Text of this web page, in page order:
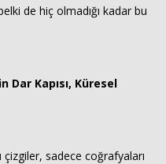
de hiç olmadığı kadar bu
Dar Kapısı, Küresel
çizgiler, sadece coğrafyaları